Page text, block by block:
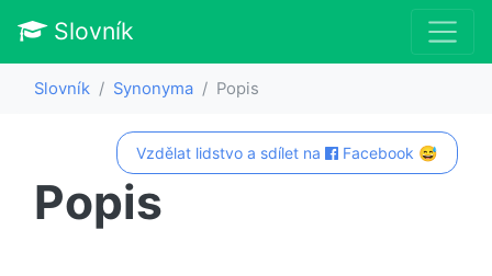
Slovník
Slovník Synonyma Popis
Vzdělat lidstvo a sdílet na Facebook 😅
Popis